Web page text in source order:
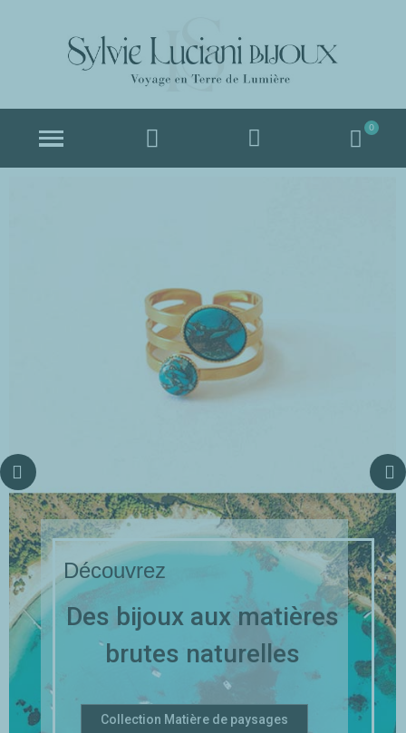
Découvrez
brutes naturelles
Des bijoux aux matières
Collection Matière de paysages